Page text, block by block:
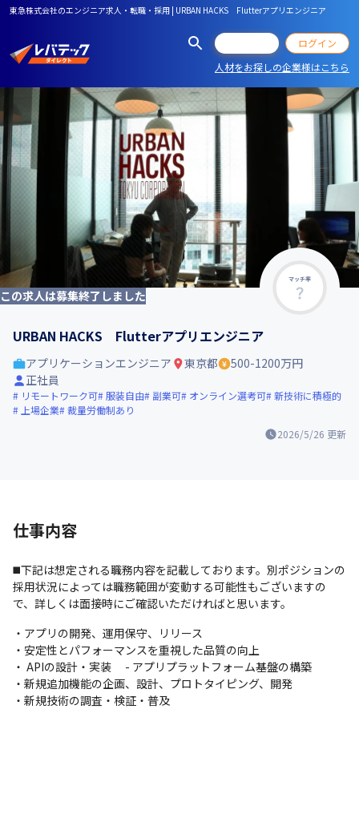
東急株式会社のエンジニア求人・転職・採用 | URBAN HACKS Flutterアプリエンジニア
ログイン
人材をお探しの企業様はこちら
マッチ率
この求人は募集終了しました
URBAN HACKS Flutterアプリエンジニア
2026/5/26 更新
アプリケーションエンジニア 東京都
500-1200万円
正社員
リモートワーク可 服装自由 副業可 オンライン選考可 新技術に積極的
上場企業 裁量労働制あり
仕事内容
◼️下記は想定される職務内容を記載しております。別ポジションの
採用状況によっては職務範囲が変動する可能性もございますの
で、詳しくは面接時にご確認いただければと思います。
・アプリの開発、運用保守、リリース
・安定性とパフォーマンスを重視した品質の向上
・ APIの設計・実装 　- アプリプラットフォーム基盤の構築
・新規追加機能の企画、設計、プロトタイピング、開発
・新規技術の調査・検証・普及